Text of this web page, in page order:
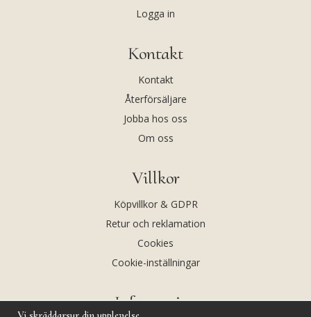
Logga in
Kontakt
Kontakt
Återförsäljare
Jobba hos oss
Om oss
Villkor
Köpvillkor & GDPR
Retur och reklamation
Cookies
Cookie-inställningar
Information